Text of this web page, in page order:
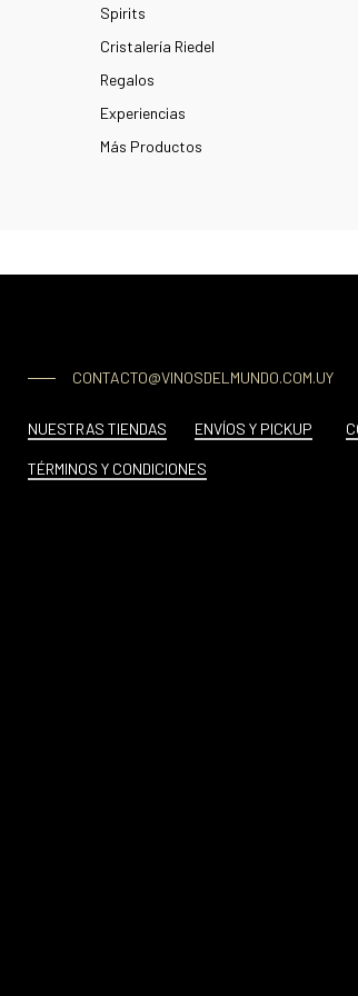
Spirits
Cristalería Riedel
Regalos
Experiencias
Más Productos
CONTACTO@VINOSDELMUNDO.COM.UY
NUESTRAS TIENDAS ENVÍOS Y PICKUP
TÉRMINOS Y CONDICIONES